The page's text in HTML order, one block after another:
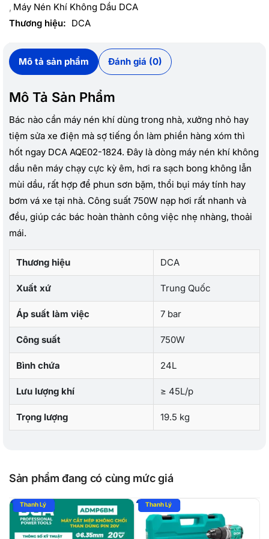
Máy Nén Khí Không Dầu DCA
Thương hiệu: DCA
Mô tả sản phẩm Đánh giá (0)
Mô Tả Sản Phẩm
Bác nào cần máy nén khí dùng trong nhà, xưởng nhỏ hay
tiệm sửa xe điện mà sợ tiếng ồn làm phiền hàng xóm thì
hốt ngay DCA AQE02-1824. Đây là dòng máy nén khí không
dầu nên máy chạy cực kỳ êm, hơi ra sạch bong không lẫn
mùi dầu, rất hợp để phun sơn bặm, thổi bụi máy tính hay
bơm vá xe tại nhà. Công suất 750W nạp hơi rất nhanh và
đều, giúp các bác hoàn thành công việc nhẹ nhàng, thoải
mái.
Thương hiệu DCA
Xuất xứ Trung Quốc
Áp suất làm việc 7 bar
Công suất 750W
Bình chứa 24L
Lưu lượng khí ≥ 45L/p
Trọng lượng 19.5 kg
Sản phẩm đang có cùng mức giá